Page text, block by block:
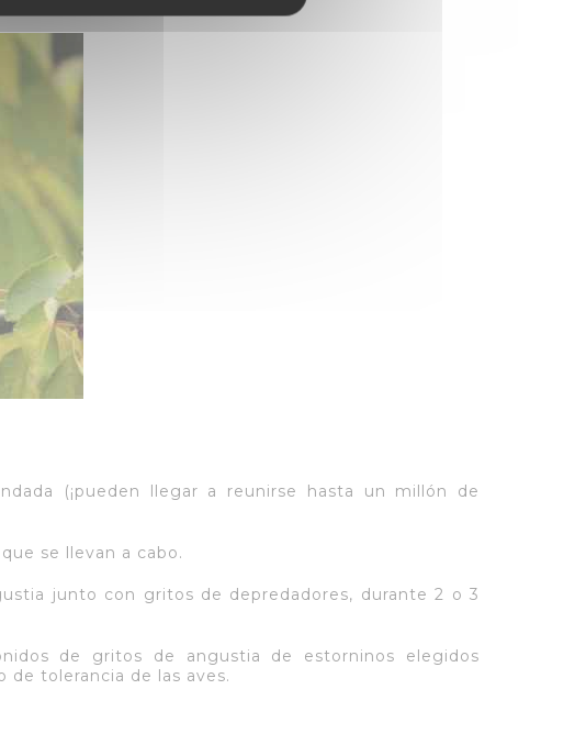
(¡pueden llegar a reunirse hasta un millón de
se llevan a cabo.
junto con gritos de depredadores, durante 2 o 3
de gritos de angustia de estorninos elegidos
de tolerancia de las aves.